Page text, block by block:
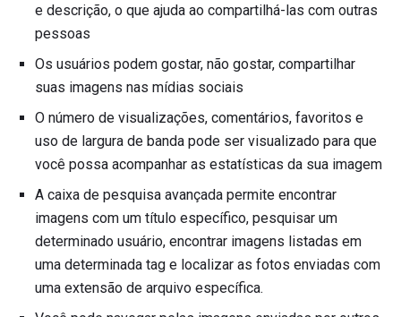
e descrição, o que ajuda ao compartilhá-las com outras
pessoas
Os usuários podem gostar, não gostar, compartilhar
suas imagens nas mídias sociais
O número de visualizações, comentários, favoritos e
uso de largura de banda pode ser visualizado para que
você possa acompanhar as estatísticas da sua imagem
A caixa de pesquisa avançada permite encontrar
imagens com um título específico, pesquisar um
determinado usuário, encontrar imagens listadas em
uma determinada tag e localizar as fotos enviadas com
uma extensão de arquivo específica.